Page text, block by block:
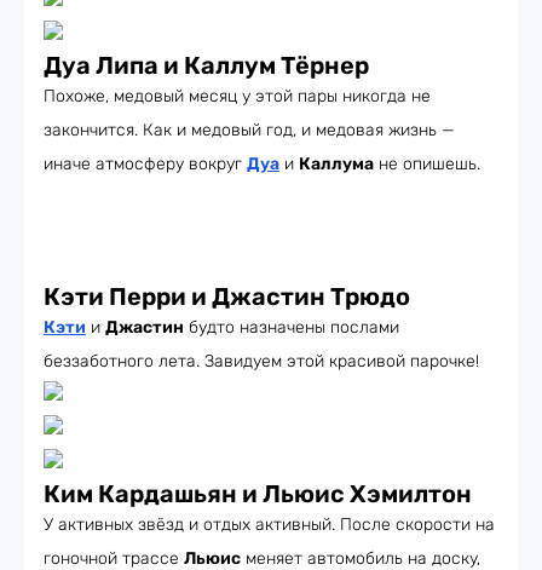
Дуа Липа и Каллум Тёрнер
Похоже, медовый месяц у этой пары никогда не
закончится. Как и медовый год, и медовая жизнь —
иначе атмосферу вокруг Дуа и Каллума не опишешь.
Кэти Перри и Джастин Трюдо
Кэти и Джастин будто назначены послами
беззаботного лета. Завидуем этой красивой парочке!
Ким Кардашьян и Льюис Хэмилтон
У активных звёзд и отдых активный. После скорости на
гоночной трассе Льюис меняет автомобиль на доску,